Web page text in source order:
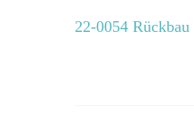
22-0054